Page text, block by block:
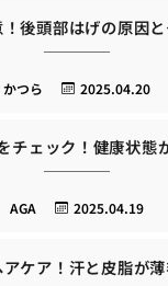
後頭部はげの原因
2025.04.20
かつら
チェック！健康状態
2025.04.19
AGA
ケア！汗と皮脂が